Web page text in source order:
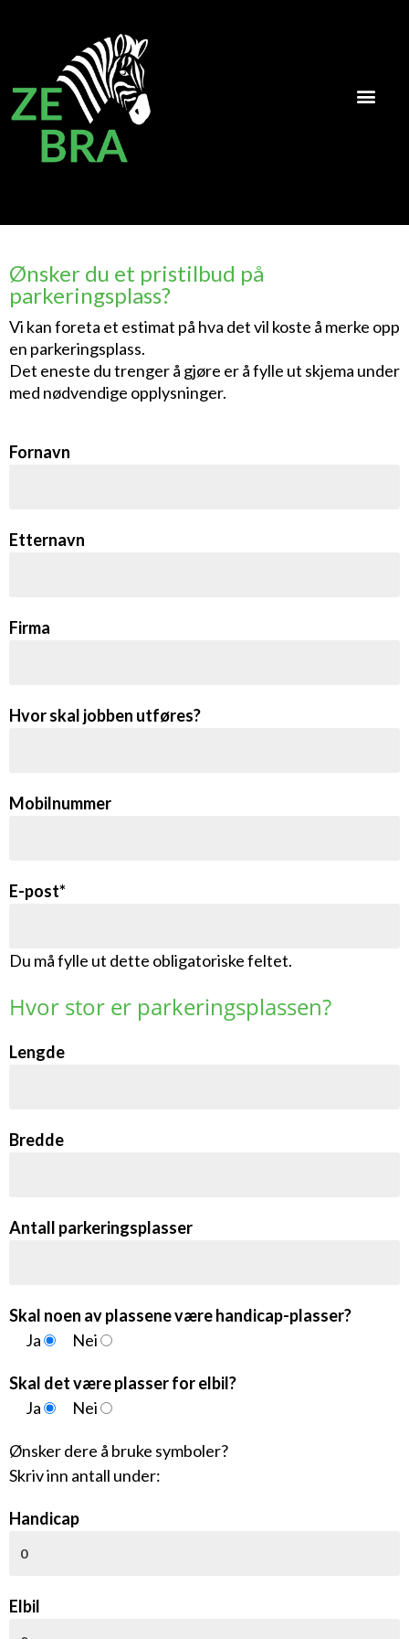
Ønsker du et pristilbud på
parkeringsplass?
Vi kan foreta et estimat på hva det vil koste å merke opp
en parkeringsplass.
Det eneste du trenger å gjøre er å fylle ut skjema under
med nødvendige opplysninger.
Fornavn
Etternavn
Firma
Hvor skal jobben utføres?
Mobilnummer
E-post*
Du må fylle ut dette obligatoriske feltet.
Hvor stor er parkeringsplassen?
Lengde
Bredde
Antall parkeringsplasser
Skal noen av plassene være handicap-plasser?
Ja
Nei
Skal det være plasser for elbil?
Ja
Nei
Ønsker dere å bruke symboler?
Skriv inn antall under:
Handicap
Elbil